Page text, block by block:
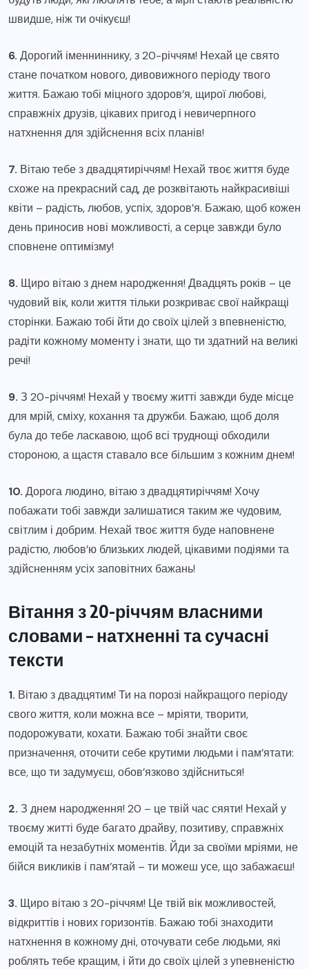
швидше, ніж ти очікуєш!
6. Дорогий іменниннику, з 20-річчям! Нехай це свято
стане початком нового, дивовижного періоду твого
життя. Бажаю тобі міцного здоров’я, щирої любові,
справжніх друзів, цікавих пригод і невичерпного
натхнення для здійснення всіх планів!
7. Вітаю тебе з двадцятиріччям! Нехай твоє життя буде
схоже на прекрасний сад, де розквітають найкрасивіші
квіти – радість, любов, успіх, здоров’я. Бажаю, щоб кожен
день приносив нові можливості, а серце завжди було
сповнене оптимізму!
8. Щиро вітаю з днем народження! Двадцять років – це
чудовий вік, коли життя тільки розкриває свої найкращі
сторінки. Бажаю тобі йти до своїх цілей з впевненістю,
радіти кожному моменту і знати, що ти здатний на великі
речі!
9. З 20-річчям! Нехай у твоєму житті завжди буде місце
для мрій, сміху, кохання та дружби. Бажаю, щоб доля
була до тебе ласкавою, щоб всі труднощі обходили
стороною, а щастя ставало все більшим з кожним днем!
10. Дорога людино, вітаю з двадцятиріччям! Хочу
побажати тобі завжди залишатися таким же чудовим,
світлим і добрим. Нехай твоє життя буде наповнене
радістю, любов’ю близьких людей, цікавими подіями та
здійсненням усіх заповітних бажань!
Вітання з 20-річчям власними
словами – натхненні та сучасні
тексти
1. Вітаю з двадцятим! Ти на порозі найкращого періоду
свого життя, коли можна все – мріяти, творити,
подорожувати, кохати. Бажаю тобі знайти своє
призначення, оточити себе крутими людьми і пам’ятати:
все, що ти задумуєш, обов’язково здійсниться!
2. З днем народження! 20 – це твій час сяяти! Нехай у
твоєму житті буде багато драйву, позитиву, справжніх
емоцій та незабутніх моментів. Йди за своїми мріями, не
бійся викликів і пам’ятай – ти можеш усе, що забажаєш!
3. Щиро вітаю з 20-річчям! Це твій вік можливостей,
відкриттів і нових горизонтів. Бажаю тобі знаходити
натхнення в кожному дні, оточувати себе людьми, які
роблять тебе кращим, і йти до своїх цілей з упевненістю